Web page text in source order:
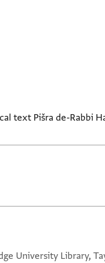
text Pišra de-Rabbi
University Library,